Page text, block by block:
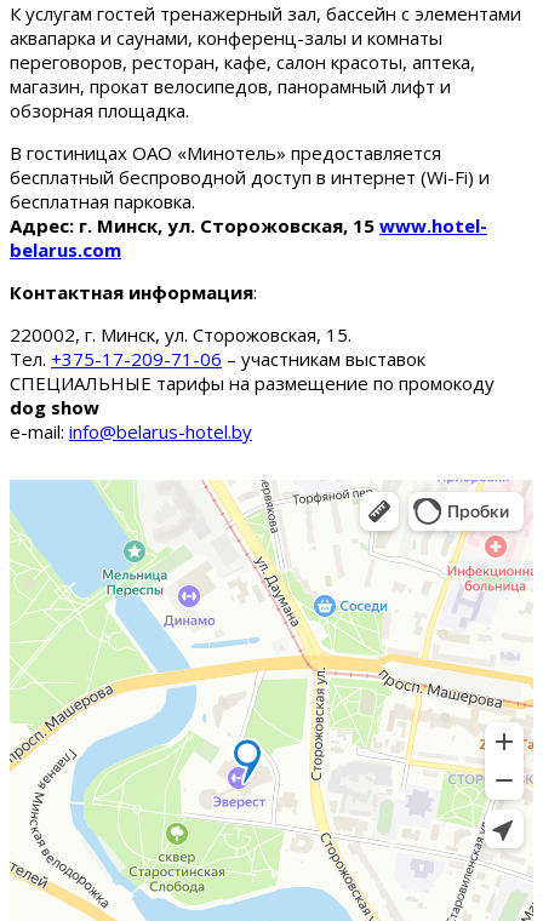
К услугам гостей тренажерный зал, бассейн с элементами
аквапарка и саунами, конференц-залы и комнаты
переговоров, ресторан, кафе, салон красоты, аптека,
магазин, прокат велосипедов, панорамный лифт и
обзорная площадка.
В гостиницах ОАО «Минотель» предоставляется
бесплатный беспроводной доступ в интернет (Wi-Fi) и
бесплатная парковка.
Адрес: г. Минск, ул. Сторожовская, 15 www.hotel-
belarus.com
Контактная информация:
220002, г. Минск, ул. Сторожовская, 15.
Тел. +375-17-209-71-06 – участникам выставок
СПЕЦИАЛЬНЫЕ тарифы на размещение по промокоду
dog show
e-mail: info@belarus-hotel.by